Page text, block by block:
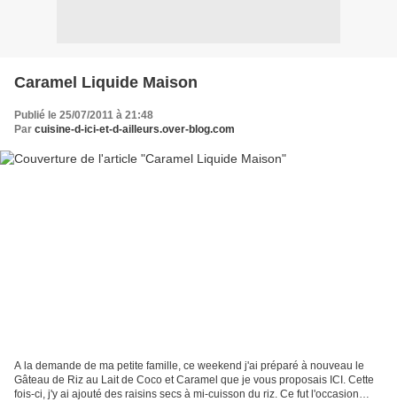
Caramel Liquide Maison
Publié le 25/07/2011 à 21:48
Par cuisine-d-ici-et-d-ailleurs.over-blog.com
A la demande de ma petite famille, ce weekend j'ai préparé à nouveau le
Gâteau de Riz au Lait de Coco et Caramel que je vous proposais ICI. Cette
fois-ci, j'y ai ajouté des raisins secs à mi-cuisson du riz. Ce fut l'occasion